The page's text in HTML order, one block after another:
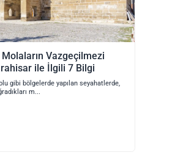
Vazgeçilmezi
ile İlgili 7 Bilgi
gibi bölgelerde yapılan seyahatlerde,
m